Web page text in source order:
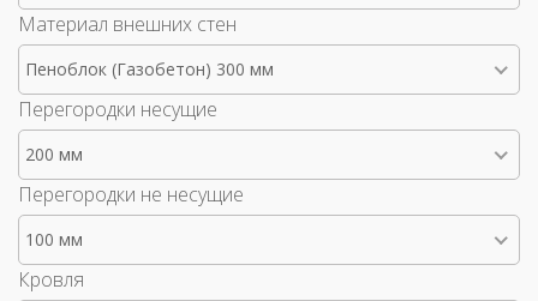
Материал внешних стен
Пеноблок (Газобетон) 300 мм
Перегородки несущие
200 мм
Перегородки не несущие
100 мм
Кровля